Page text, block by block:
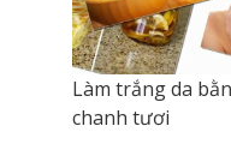
Làm trắng da
chanh tươi